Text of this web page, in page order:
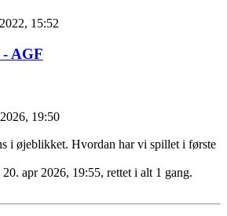
15:52
AGF
19:50
i øjeblikket. Hvordan har vi spillet i første
20. apr 2026, 19:55, rettet i alt 1 gang.